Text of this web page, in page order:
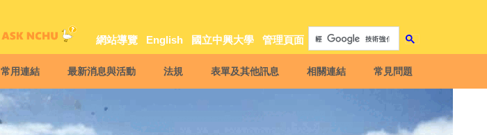
網站導覽 English 國立中興大學 管理頁面
常用連結 最新消息與活動 法規 表單及其他訊息 相關連結 常見問題